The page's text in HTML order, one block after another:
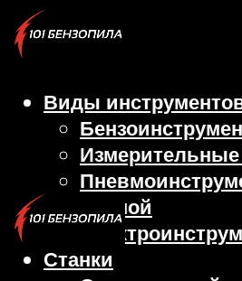
Виды
Ручной
Станки